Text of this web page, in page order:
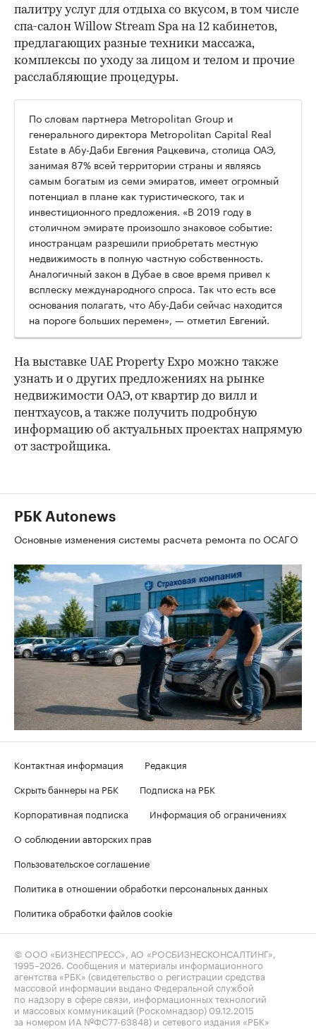
палитру услуг для отдыха со вкусом, в том числе
спа-салон Willow Stream Spa на 12 кабинетов,
предлагающих разные техники массажа,
комплексы по уходу за лицом и телом и прочие
расслабляющие процедуры.
По словам партнера Metropolitan Group и
генерального директора Metropolitan Capital Real
Estate в Абу-Даби Евгения Рацкевича, столица ОАЭ,
занимая 87% всей территории страны и являясь
самым богатым из семи эмиратов, имеет огромный
потенциал в плане как туристического, так и
инвестиционного предложения. «В 2019 году в
столичном эмирате произошло знаковое событие:
иностранцам разрешили приобретать местную
недвижимость в полную частную собственность.
Аналогичный закон в Дубае в свое время привел к
всплеску международного спроса. Так что есть все
основания полагать, что Абу-Даби сейчас находится
на пороге больших перемен», — отметил Евгений.
На выставке UAE Property Expo можно также
узнать и о других предложениях на рынке
недвижимости ОАЭ, от квартир до вилл и
пентхаусов, а также получить подробную
информацию об актуальных проектах напрямую
от застройщика.
РБК Autonews
Основные изменения системы расчета ремонта по ОСАГО
Контактная информация
Редакция
Скрыть баннеры на РБК
Подписка на РБК
Корпоративная подписка
Информация об ограничениях
О соблюдении авторских прав
Пользовательское соглашение
Политика в отношении обработки персональных данных
Политика обработки файлов cookie
© ООО «БИЗНЕСПРЕСС», АО «РОСБИЗНЕСКОНСАЛТИНГ»,
1995–2026 . Сообщения и материалы информационного
агентства «РБК» (свидетельство о регистрации средства
массовой информации выдано Федеральной службой
по надзору в сфере связи, информационных технологий
и массовых коммуникаций (Роскомнадзор) 09.12.2015
за номером ИА №ФС77-63848) и сетевого издания «РБК»